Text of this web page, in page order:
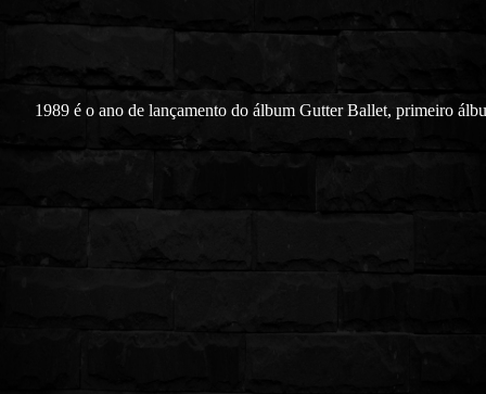
1989 é o ano de lançamento do álbum Gutter Ballet, primeiro